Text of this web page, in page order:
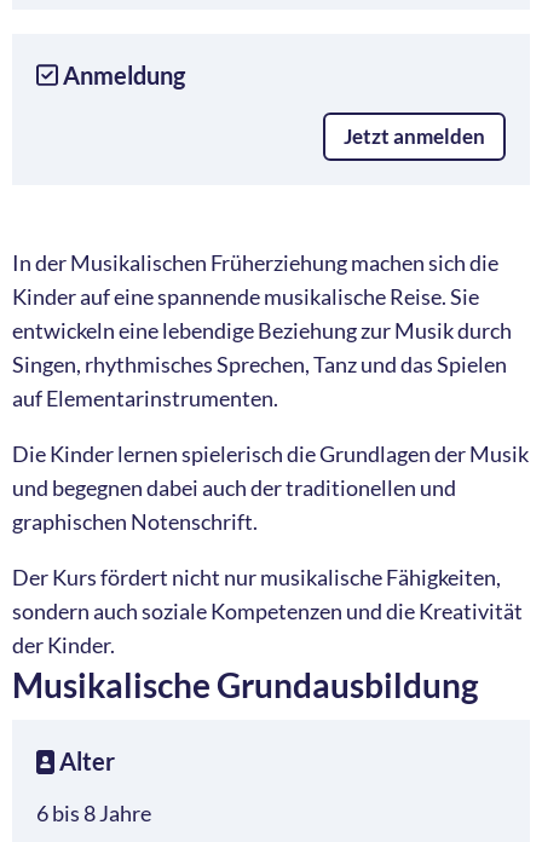
Anmeldung
Jetzt anmelden
In der Musikalischen Früherziehung machen sich die
Kinder auf eine spannende musikalische Reise. Sie
entwickeln eine lebendige Beziehung zur Musik durch
Singen, rhythmisches Sprechen, Tanz und das Spielen
auf Elementarinstrumenten.
Die Kinder lernen spielerisch die Grundlagen der Musik
und begegnen dabei auch der traditionellen und
graphischen Notenschrift.
Der Kurs fördert nicht nur musikalische Fähigkeiten,
sondern auch soziale Kompetenzen und die Kreativität
der Kinder.
Musikalische Grundausbildung
Alter
6 bis 8 Jahre